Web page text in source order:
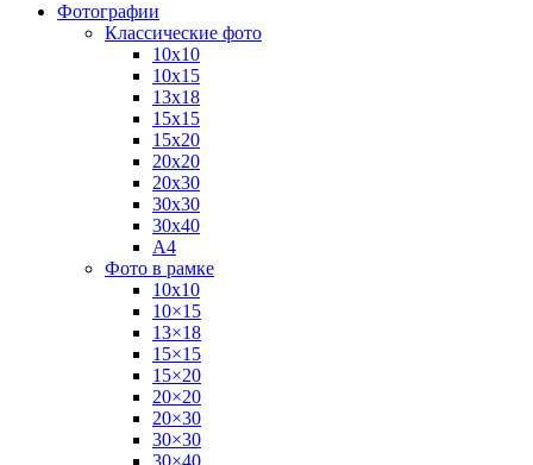
Фотографии
Классические фото
10х10
10х15
13х18
15х15
15х20
20х20
20х30
30х30
30х40
А4
Фото в рамке
10х10
10×15
13×18
15×15
15×20
20×20
20×30
30×30